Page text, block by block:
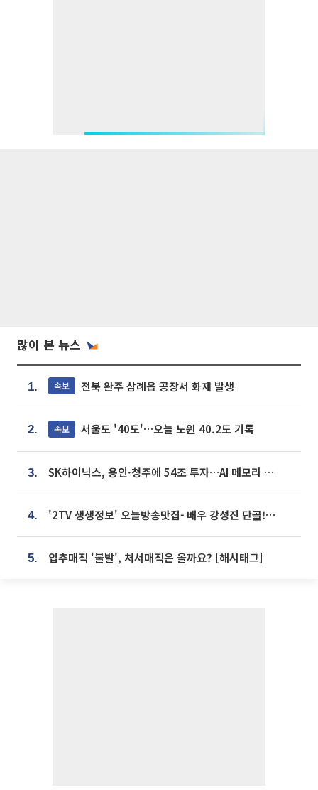
많이 본 뉴스
1. 속보 전북 완주 삼례읍 공장서 화재 발생
2. 속보 서울도 '40도'…오늘 노원 40.2도 기록
3. SK하이닉스, 용인·청주에 54조 투자…AI 메모리 생산기지 키운다
4. '2TV 생생정보' 오늘방송맛집- 배우 강성진 단골! 쌀국수ㆍ푸팟퐁 커리 맛집 '블○○○'
5. 입추매직 '불발', 처서매직은 올까요? [해시태그]